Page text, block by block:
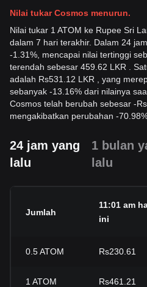
Nilai tukar Cosmos menurun.
Nilai tukar 1 ATOM ke Rupee Sri
dalam 7 hari terakhir. Dalam 24
-1.31%, mencapai nilai tertinggi
terendah sebesar 459.62 LKR .
adalah Rs531.12 LKR , yang
sebanyak -13.16% dari nilainya
Cosmos telah berubah sebesar -Rs
mengakibatkan perubahan -
24 jam yang
lalu
1 bulan
lalu
Jumlah
11:01 am
ini
0.5ATOM Rs230.61
1 ATOM Rs461.21